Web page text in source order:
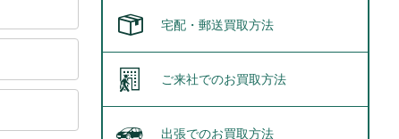
宅配・郵送買取方法
ご来社でのお買取方法
出張でのお買取方法